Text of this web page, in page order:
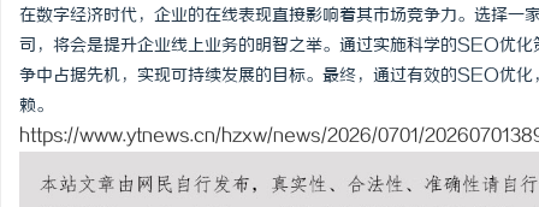
在数字经济时代，企业的在线表现直接影响着其市场竞争力。选择
司，将会是提升企业线上业务的明智之举。通过实施科学的SEO优
争中占据先机，实现可持续发展的目标。最终，通过有效的SEO优
赖。
https://www.ytnews.cn/hzxw/news/2026/0701/